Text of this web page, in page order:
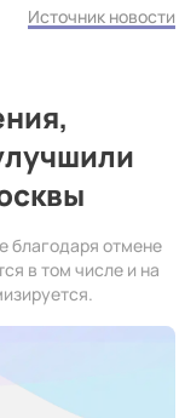
Источник новости
благодаря отмене
в том числе и на